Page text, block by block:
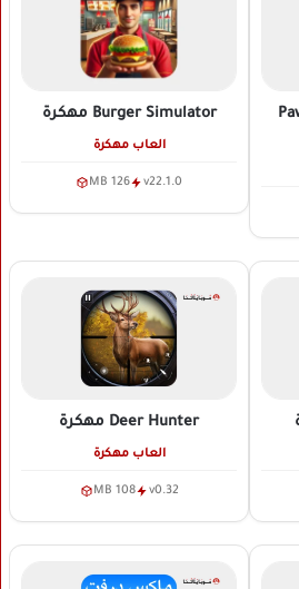
Burger Simulator مهكرة
العاب مهكرة
v22.1.0
126 MB
Deer Hunter مهكرة
العاب مهكرة
v0.32
108 MB